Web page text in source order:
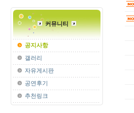
커뮤니티
공지사항
갤러리
자유게시판
공연후기
추천링크